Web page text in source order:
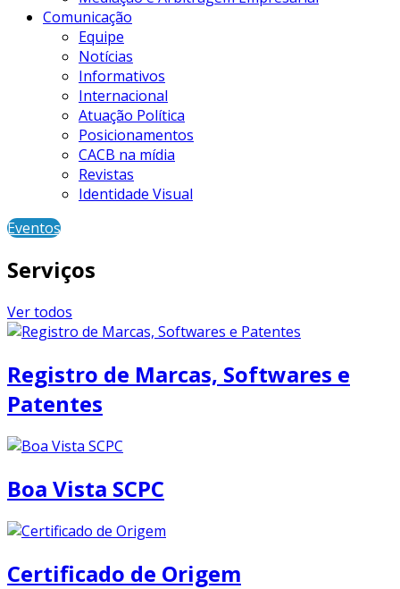
Comunicação
Equipe
Notícias
Informativos
Internacional
Atuação Política
Posicionamentos
CACB na mídia
Revistas
Identidade Visual
Eventos
Serviços
Ver todos
Registro de Marcas, Softwares e
Patentes
Boa Vista SCPC
Certificado de Origem